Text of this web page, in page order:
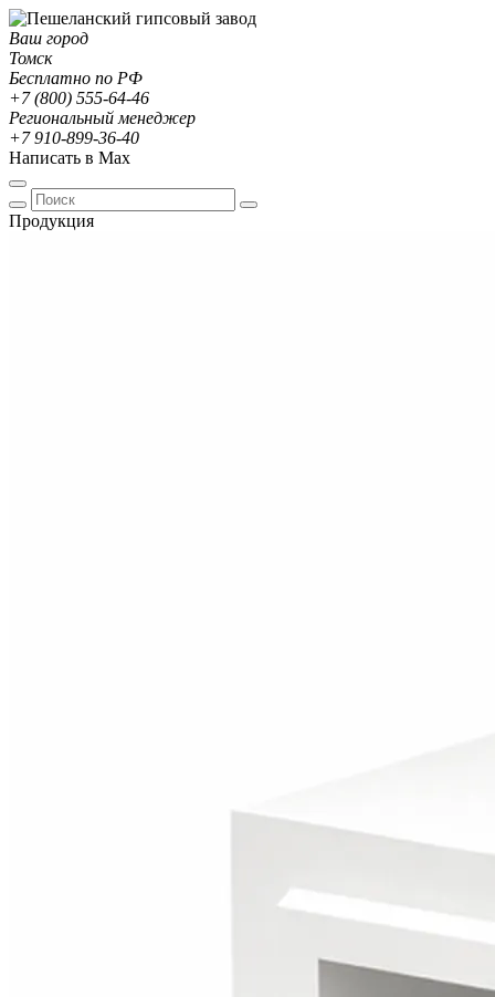
Ваш город
Томск
Бесплатно по РФ
+7 (800) 555-64-46
Региональный менеджер
+7 910-899-36-40
Написать в Max
Продукция